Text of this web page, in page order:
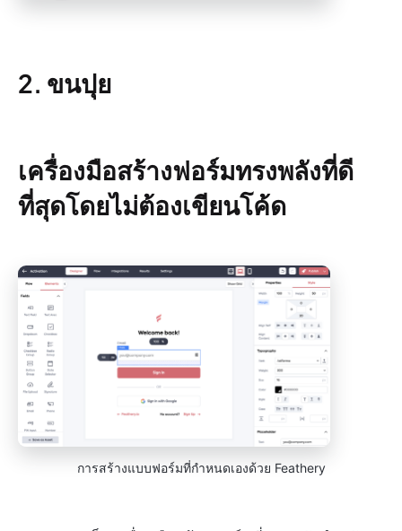
2. ขนปุย
เครื่องมือสร้างฟอร์มทรงพลังที่ดี
ที่สุดโดยไม่ต้องเขียนโค้ด
การสร้างแบบฟอร์มที่กำหนดเองด้วย Feathery